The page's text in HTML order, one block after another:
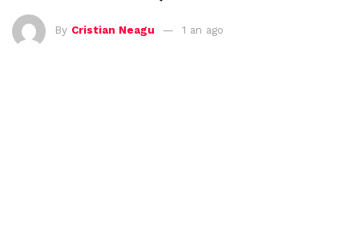
By Cristian Neagu 1 an ago